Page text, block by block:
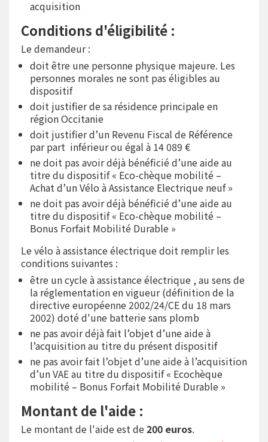
acquisition
Conditions d'éligibilité :
Le demandeur :
doit être une personne physique majeure. Les
personnes morales ne sont pas éligibles au
dispositif
doit justifier de sa résidence principale en
région Occitanie
doit justifier d’un Revenu Fiscal de Référence
par part inférieur ou égal à 14 089 €
ne doit pas avoir déjà bénéficié d’une aide au
titre du dispositif « Eco-chèque mobilité –
Achat d’un Vélo à Assistance Electrique neuf »
ne doit pas avoir déjà bénéficié d’une aide au
titre du dispositif « Eco-chèque mobilité –
Bonus Forfait Mobilité Durable »
Le vélo à assistance électrique doit remplir les
conditions suivantes :
être un cycle à assistance électrique , au sens de
la réglementation en vigueur (définition de la
directive européenne 2002/24/CE du 18 mars
2002) doté d'une batterie sans plomb
ne pas avoir déjà fait l’objet d’une aide à
l’acquisition au titre du présent dispositif
ne pas avoir fait l’objet d’une aide à l’acquisition
d’un VAE au titre du dispositif « Ecochèque
mobilité – Bonus Forfait Mobilité Durable »
Montant de l'aide :
Le montant de l'aide est de200 euros.